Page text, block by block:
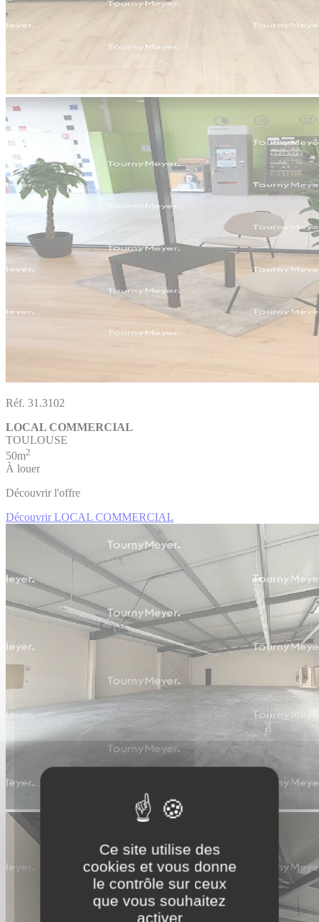
Ce site utilise des
cookies et vous donne
le contrôle sur ceux
que vous souhaitez
activer
Réf. 31.3102
LOCAL COMMERCIAL
TOULOUSE
50m2
À louer
Découvrir l'offre
Découvrir LOCAL COMMERCIAL